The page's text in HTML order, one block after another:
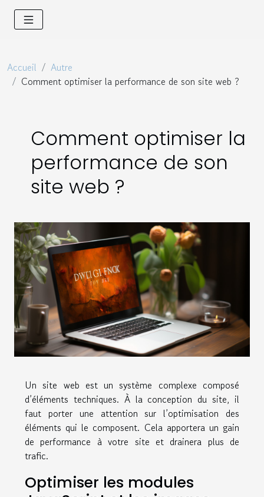
Accueil
Autre
Comment optimiser la performance de son site web ?
Comment optimiser la
performance de son
site web ?
Un site web est un système complexe composé
d’éléments techniques. À la conception du site, il
faut porter une attention sur l’optimisation des
éléments qui le composent. Cela apportera un gain
de performance à votre site et drainera plus de
trafic.
Optimiser les modules